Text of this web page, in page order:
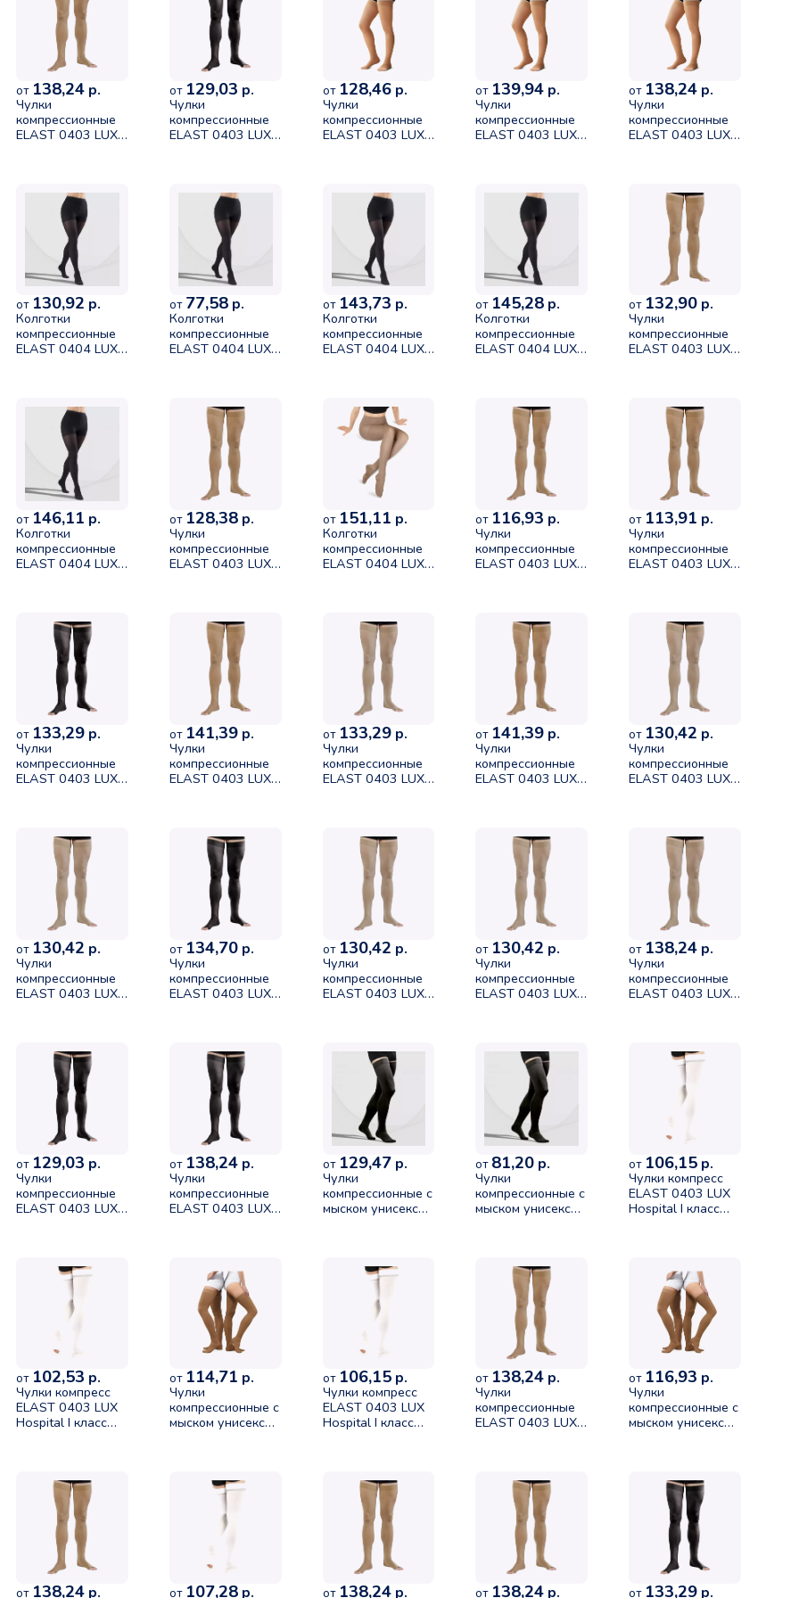
от 138,24 р.
Чулки
компрессионные
ELAST 0403 LUX
32mmHg)
карамель размер
4 рост 1
от 129,03 р.
Чулки
компрессионные
ELAST 0403 LUX
от 128,46р.
Чулки
компрессионные
ELAST 0403 LUX
32mmHg)
карамель размер
2 рост 2
от 139,94 р.
Чулки
компрессионные
ELAST 0403 LUX
32mmHg)
карамель размер
3 рост 1
от 138,24 р.
Чулки
компрессионные
ELAST 0403 LUX
32mmHg)
карамель размер
3 рост 2
от 130,92 р.
Колготки
компрессионные
ELAST 0404 LUX
от 77,58р.
Колготки
компрессионные
ELAST 0404 LUX
от 143,73 р.
Колготки
компрессионные
ELAST 0404 LUX
от 145,28 р.
Колготки
компрессионные
ELAST 0404 LUX
от 132,90 р.
Чулки
компрессионные
ELAST 0403 LUX
от 146,11 р.
Колготки
компрессионные
ELAST 0404 LUX
от 128,38р.
Чулки
компрессионные
ELAST 0403 LUX
от 151,11 р.
Колготки
компрессионные
ELAST 0404 LUX
4 рост 1
от 116,93 р.
Чулки
компрессионные
ELAST 0403 LUX
от 113,91 р.
Чулки
компрессионные
ELAST 0403 LUX
от 133,29 р.
Чулки
компрессионные
ELAST 0403 LUX
от 141,39р.
Чулки
компрессионные
ELAST 0403 LUX
от 133,29р.
Чулки
компрессионные
ELAST 0403 LUX
от 141,39 р.
Чулки
компрессионные
ELAST 0403 LUX
от 130,42 р.
Чулки
компрессионные
ELAST 0403 LUX
от 130,42 р.
Чулки
компрессионные
ELAST 0403 LUX
от 134,70р.
Чулки
компрессионные
ELAST 0403 LUX
от 130,42 р.
Чулки
компрессионные
ELAST 0403 LUX
от 130,42 р.
Чулки
компрессионные
ELAST 0403 LUX
от 138,24 р.
Чулки
компрессионные
ELAST 0403 LUX
от 129,03 р.
Чулки
компрессионные
ELAST 0403 LUX
от 138,24р.
Чулки
компрессионные
ELAST 0403 LUX
от 129,47р.
Чулки
компрессионные с
мыском унисекс
черный размер 3
от 81,20 р.
Чулки
компрессионные с
мыском унисекс
черный размер 2
рост 2
от 106,15 р.
Чулки компресс
ELAST 0403 LUX
Hospital I класс
контроля на стопе
от 102,53 р.
Чулки компресс
ELAST 0403 LUX
Hospital I класс
контроля на стопе
от 114,71 р.
Чулки
компрессионные с
мыском унисекс
песочный размер
от 106,15р.
Чулки компресс
ELAST 0403 LUX
Hospital I класс
контроля на стопе
от 138,24 р.
Чулки
компрессионные
ELAST 0403 LUX
32mmHg)
карамель размер
2 рост 1
от 116,93 р.
Чулки
компрессионные с
мыском унисекс
песочный размер
5 рост 1
от 138,24 р. от 107,28р. от 138,24р. от 138,24 р. от 133,29 р.